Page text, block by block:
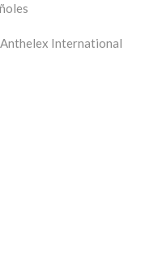
International